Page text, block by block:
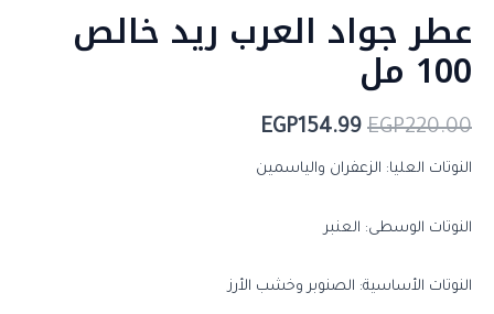
عطر جواد العرب ريد خالص
100 مل
EGP220.00
EGP154.99
النوتات العليا: الزعفران والياسمين
النوتات الوسطى: العنبر
النوتات الأساسية: الصنوبر وخشب الأرز